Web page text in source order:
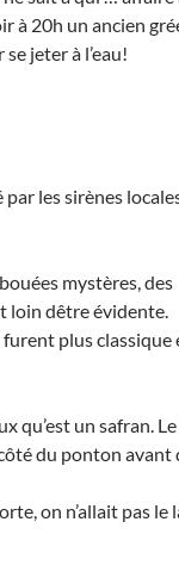
à 20h un ancien
jeter à l’eau!
les sirènes
mystères, des
loin dêtre évidente.
plus classique
qu’est un safran.
du ponton avant
on n’allait pas le